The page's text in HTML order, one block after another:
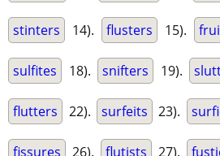
stinters 14). flusters 15).
sulfites 18). snifters 19).
flutters 22). surfeits 23).
fissures 26). flutists 27).